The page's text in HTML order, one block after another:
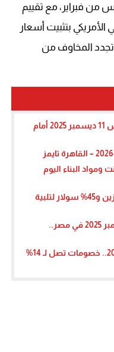
من فبراير، مع تقييم
الأمريكي بتثبيت أسعار
المخاوف من
سعر الدرهم الإماراتي اليوم الخميس 11 ديسمبر 2025 أمام
البناء اليوم
البترول: مصر تستورد 28% من البنزين و45% سولار لتلبية
سعر الذهب اليوم الأربعاء 10 ديسمبر 2025 في مصر..
عروض البلاك فرايداي في مصر 2025.. خصومات تصل لـ 14%